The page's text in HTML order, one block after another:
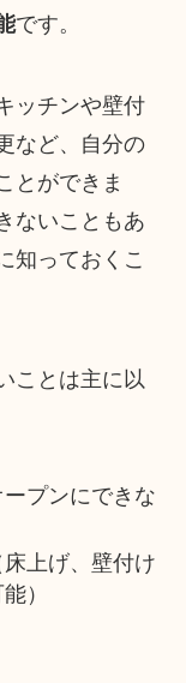
です。
ッチンや壁付
など、自分の
とができま
ないこともあ
知っておくこ
ことは主に以
プンにできな
上げ、壁付け
）